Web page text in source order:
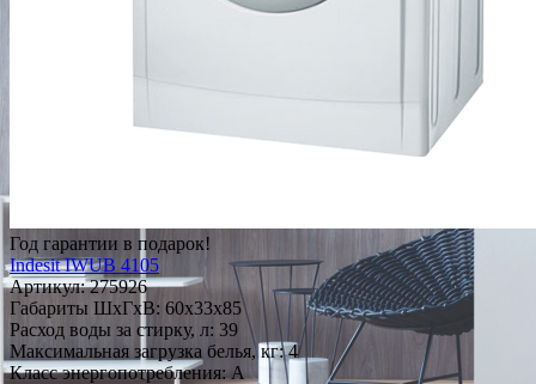
Год гарантии в подарок!
Indesit IWUB 4105
Артикул:275926
Габариты ШxГxВ: 60x33x85
Расход воды за стирку, л: 39
Максимальная загрузка белья, кг: 4
Класс энергопотребления: A